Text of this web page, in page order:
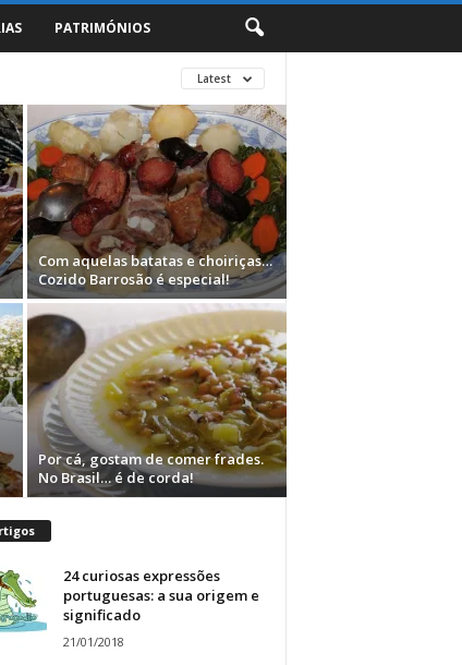
PATRIMÓNIOS
Latest
Com aquelas batatas e choiriças…
Cozido Barrosão é especial!
Por cá, gostam de comer frades.
No Brasil… é de corda!
24 curiosas expressões
portuguesas: a sua origem e
significado
21/01/2018